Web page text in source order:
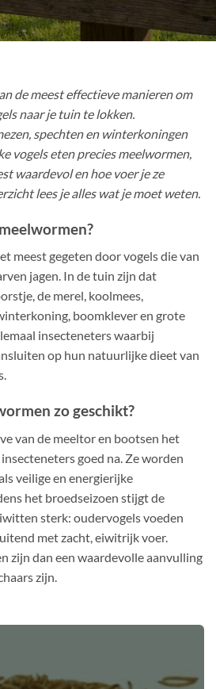
de meest effectieve manieren om
naar je tuin te lokken.
spechten en winterkoningen
vogels eten precies meelwormen,
waardevol en hoe voer je ze
lees je alles wat je moet weten.
meest gegeten door vogels die van
jagen. In de tuin zijn dat
de merel, koolmees,
boomklever en grote
insecteneters waarbij
op hun natuurlijke dieet van
zo geschikt?
van de meeltor en bootsen het
goed na. Ze worden
veilige en energierijke
het broedseizoen stijgt de
sterk: oudervogels voeden
met zacht, eiwitrijk voer.
zijn dan een waardevolle aanvulling
zijn.